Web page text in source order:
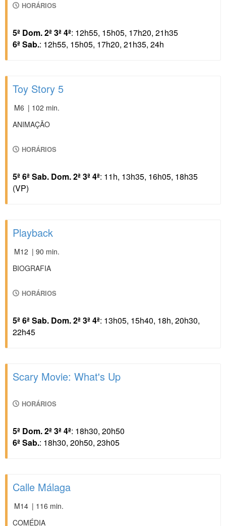
HORÁRIOS
5ª Dom. 2ª 3ª 4ª: 12h55, 15h05, 17h20, 21h35
6ª Sab.: 12h55, 15h05, 17h20, 21h35, 24h
Toy Story 5
M6 | 102 min.
ANIMAÇÃO
HORÁRIOS
5ª 6ª Sab. Dom. 2ª 3ª 4ª: 11h, 13h35, 16h05, 18h35
(VP)
Playback
M12 | 90 min.
BIOGRAFIA
HORÁRIOS
5ª 6ª Sab. Dom. 2ª 3ª 4ª: 13h05, 15h40, 18h, 20h30,
22h45
Scary Movie: What's Up
HORÁRIOS
5ª Dom. 2ª 3ª 4ª: 18h30, 20h50
6ª Sab.: 18h30, 20h50, 23h05
Calle Málaga
M14 | 116 min.
COMÉDIA